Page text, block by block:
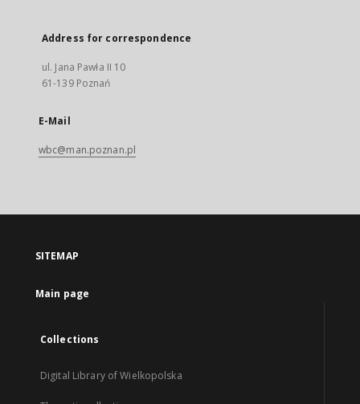
Address for correspondence
ul. Jana Pawła II 10
61-139 Poznań
E-Mail
wbc@man.poznan.pl
SITEMAP
Main page
Collections
Digital Library of Wielkopolska